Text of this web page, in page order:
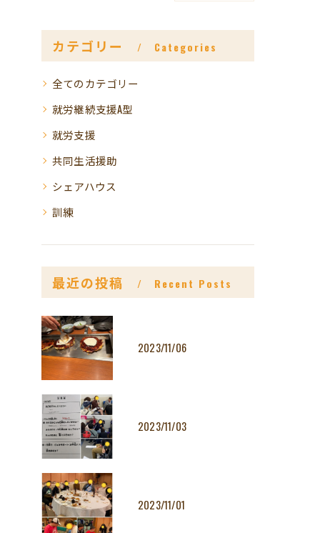
カテゴリー Categories
全てのカテゴリー
就労継続支援A型
就労支援
共同生活援助
シェアハウス
訓練
最近の投稿 Recent Posts
2023/11/06
2023/11/03
2023/11/01